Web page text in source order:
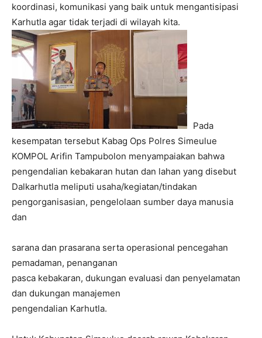
koordinasi, komunikasi yang baik untuk mengantisipasi
Karhutla agar tidak terjadi di wilayah kita.
Pada
kesempatan tersebut Kabag Ops Polres Simeulue
KOMPOL Arifin Tampubolon menyampaiakan bahwa
pengendalian kebakaran hutan dan lahan yang disebut
Dalkarhutla meliputi usaha/kegiatan/tindakan
pengorganisasian, pengelolaan sumber daya manusia
dan
sarana dan prasarana serta operasional pencegahan
pemadaman, penanganan
pasca kebakaran, dukungan evaluasi dan penyelamatan
dan dukungan manajemen
pengendalian Karhutla.